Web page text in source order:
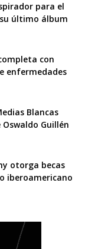
para el
último álbum
con
enfermedades
Blancas
Guillén
otorga becas
iberoamericano